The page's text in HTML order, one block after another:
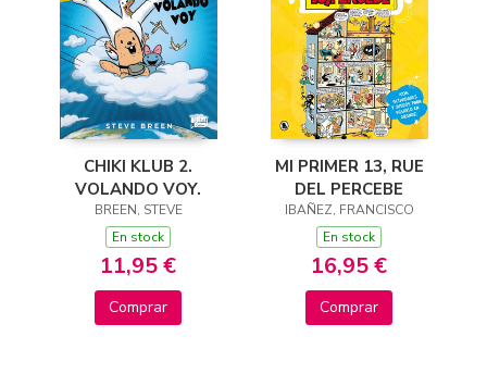
CHIKI KLUB 2.
VOLANDO VOY.
BREEN, STEVE
En stock
11,95 €
Comprar
MI PRIMER 13, RUE
DEL PERCEBE
IBAÑEZ, FRANCISCO
En stock
16,95 €
Comprar